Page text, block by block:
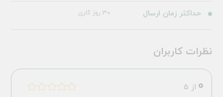
حداکثر زمان ارسال 30 روز کاری
نظرات کاربران
0 از 5